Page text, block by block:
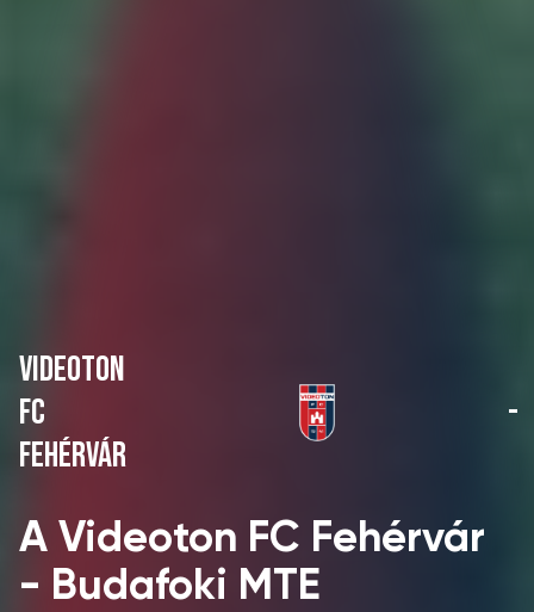
VIDEOTON
FC
FEHÉRVÁR
-
A Videoton FC Fehérvár
- Budafoki MTE